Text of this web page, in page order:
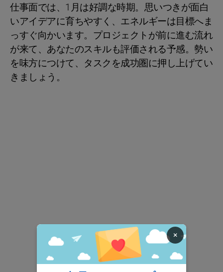
仕事面では、1月は好調な時期。思いつきが面白
いアイデアに育ちやすく、エネルギーは目標へま
っすぐ向かいます。プロジェクトが前に進む流れ
が来て、あなたのスキルも評価される予感。勢い
を味方につけて、タスクを成功圏に押し上げてい
きましょう。
×